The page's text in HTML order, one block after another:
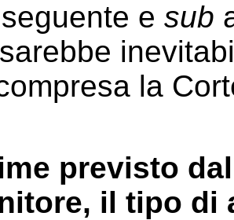
e sub
la
previsto
il tipo di